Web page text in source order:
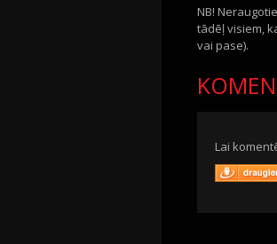
NB!
tādēļ visiem,
vai pase).
Lai